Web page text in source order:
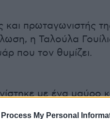
Process My Personal
πρωταγωνιστής
η Ταλούλα
που τον θυμίζει.
με ένα μαύρο